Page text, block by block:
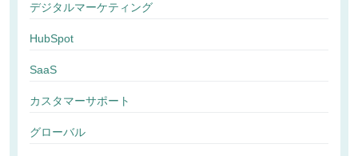
デジタルマーケティング
HubSpot
SaaS
カスタマーサポート
グローバル